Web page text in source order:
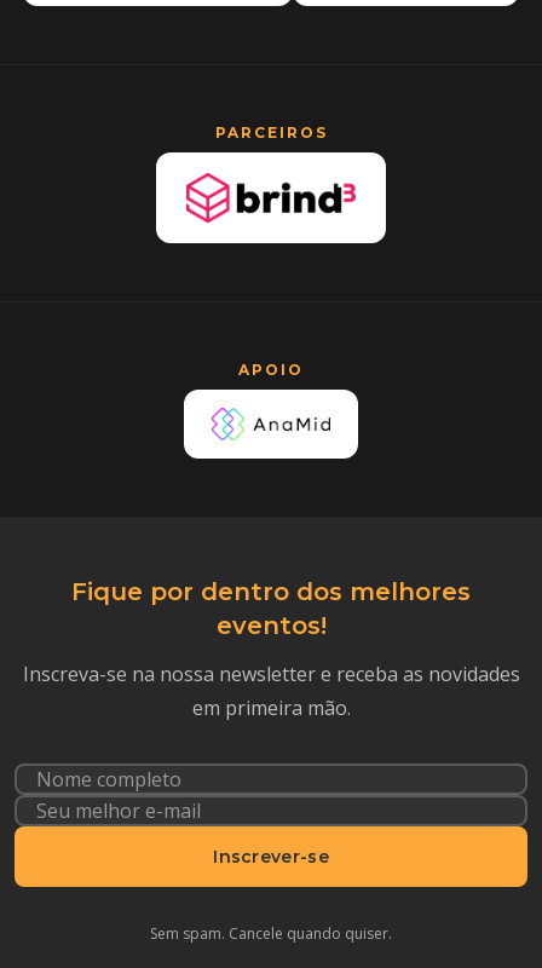
PARCEIROS
APOIO
Fique por dentro dos melhores
eventos!
Inscreva-se na nossa newsletter e receba as novidades
em primeira mão.
Inscrever-se
Sem spam. Cancele quando quiser.